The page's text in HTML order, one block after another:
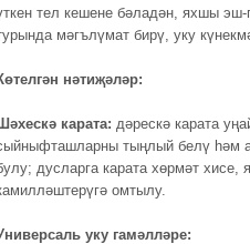
тел кешене бәладән, яхшы эш-
мәгълүмат бирү, уку
нәтиҗәләр:
карата: дәрескә карата
тыңлый белү һәм
дусларга карата хөрмәт
омтылу.
уку гамәлләре: